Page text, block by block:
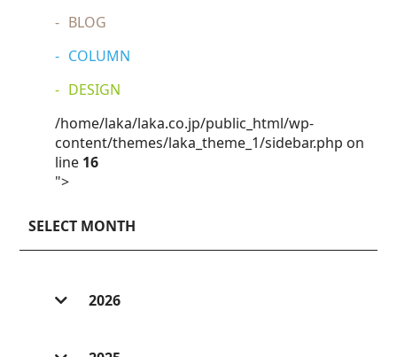
BLOG
COLUMN
DESIGN
/home/laka/laka.co.jp/public_html/wp-
content/themes/laka_theme_1/sidebar.php on
line 16
">
SELECT MONTH
2026